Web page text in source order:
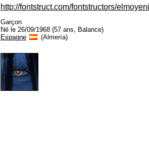
http://fontstruct.com/fontstructors/
Garçon
Né le 26/09/1968 (57 ans, Balance)
Espagne
(Almería)